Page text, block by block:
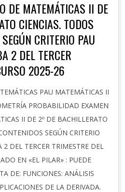
DE MATEMÁTICAS II DE
CIENCIAS. TODOS
CRITERIO PAU
2 DEL TERCER
2025-26
PAU MATEMÁTICAS II
PROBABILIDAD EXAMEN
II DE 2º DE BACHILLERATO
SEGÚN CRITERIO
DEL TERCER TRIMESTRE DEL
EN «EL PILAR» : PUEDE
DE: FUNCIONES: ANÁLISIS
DE LA DERIVADA.